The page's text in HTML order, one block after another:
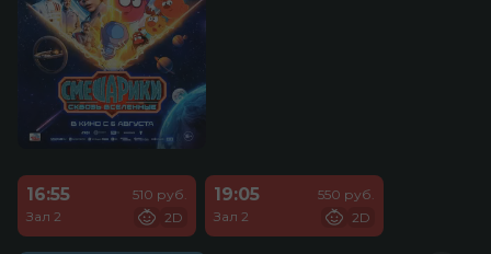
16:55
Зал 2
510 руб.
2D
19:05
Зал 2
550 руб.
2D